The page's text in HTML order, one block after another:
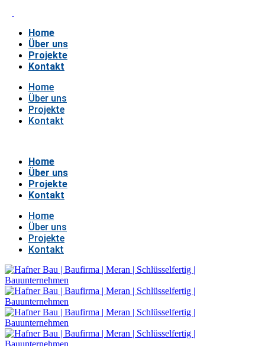
Home
Über uns
Projekte
Kontakt
Home
Über uns
Projekte
Kontakt
Home
Über uns
Projekte
Kontakt
Home
Über uns
Projekte
Kontakt